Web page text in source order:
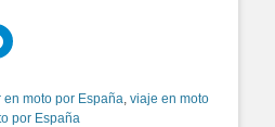
en moto por España viaje en moto
por España